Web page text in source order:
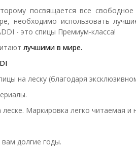
посвящается все
необходимо использовать
- это спицы Премиум-класса!
лучшими в мире.
на леску (благодаря
Маркировка легко читаемая и
долгие годы.